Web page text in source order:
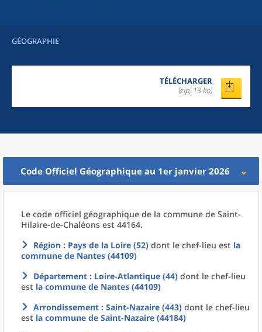
GÉOGRAPHIE
TÉLÉCHARGER
(zip, 13 ko)
Code Officiel Géographique au 1er janvier 2026
Le code officiel géographique de la commune de Saint-
Hilaire-de-Chaléons est 44164.
Région : Pays de la Loire (52) dont le chef-lieu est la
commune de Nantes (44109)
Département : Loire-Atlantique (44) dont le chef-lieu
est la commune de Nantes (44109)
Arrondissement : Saint-Nazaire (443) dont le chef-lieu
est la commune de Saint-Nazaire (44184)